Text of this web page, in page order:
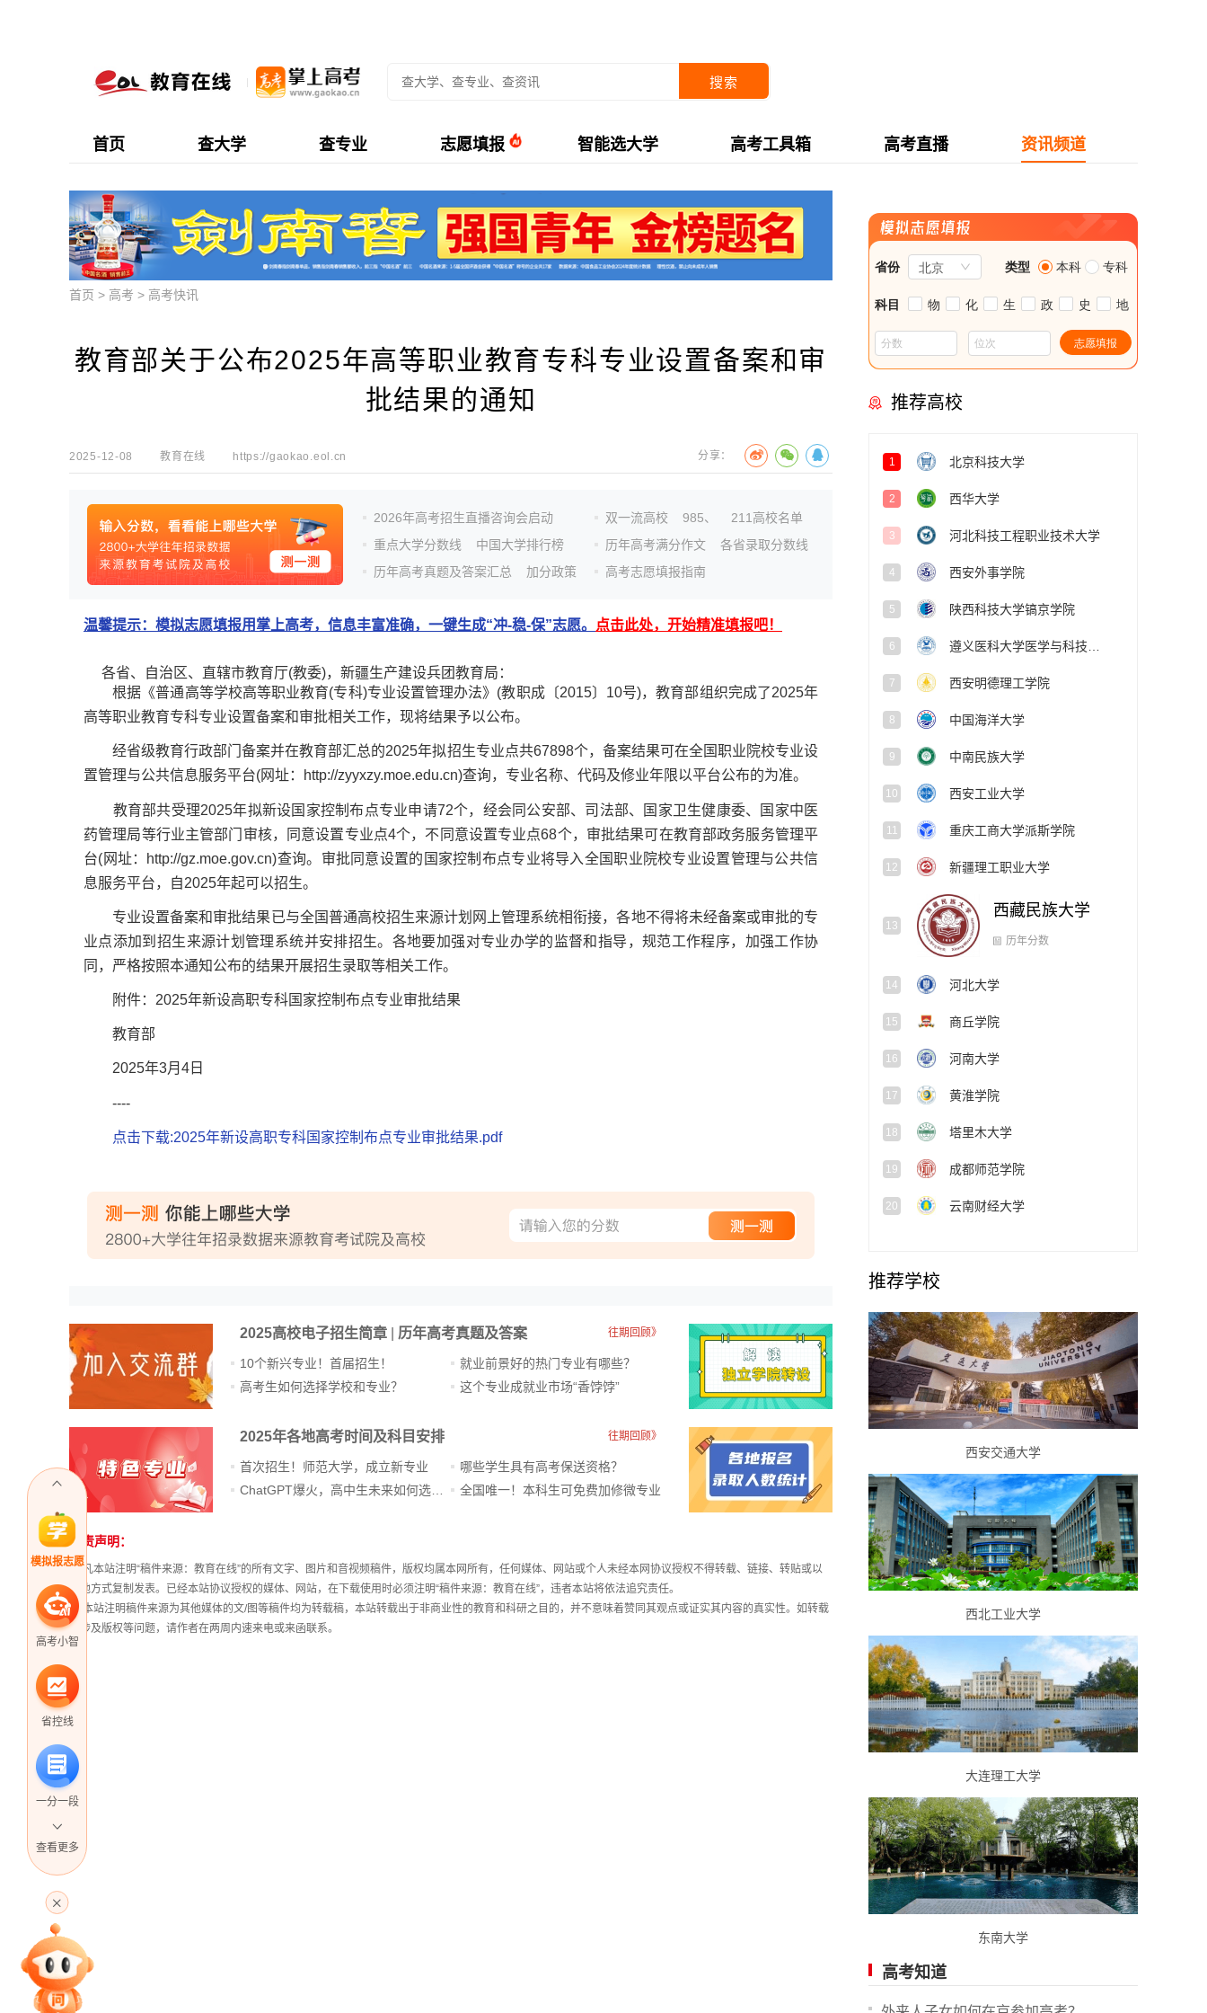
搜索
首页 查大学 查专业 志愿填报 智能选大学 高考工具箱 高考直播 资讯频道
模拟报志愿
高考小智
省控线
一分一段
专家指导课
查看更多
首页 > 高考 > 高考快讯
教育部关于公布2025年高等职业教育专科专业设置备案和审
批结果的通知
2025-12-08 教育在线 https://gaokao.eol.cn 分享：
2026年高考招生直播咨询会启动
重点大学分数线
中国大学排行榜
历年高考真题及答案汇总
加分政策
双一流高校 985、
211高校名单
历年高考满分作文
各省录取分数线
高考志愿填报指南
温馨提示：模拟志愿填报用掌上高考，信息丰富准确，一键生成“冲-稳-保”志愿。 点击此处，开始精准填报吧！
各省、自治区、直辖市教育厅(教委)，新疆生产建设兵团教育局：
根据《普通高等学校高等职业教育(专科)专业设置管理办法》(教职成〔2015〕10号)，教育部组织完成了2025年
高等职业教育专科专业设置备案和审批相关工作，现将结果予以公布。
经省级教育行政部门备案并在教育部汇总的2025年拟招生专业点共67898个，备案结果可在全国职业院校专业设
置管理与公共信息服务平台(网址：http://zyyxzy.moe.edu.cn)查询，专业名称、代码及修业年限以平台公布的为准。
教育部共受理2025年拟新设国家控制布点专业申请72个，经会同公安部、司法部、国家卫生健康委、国家中医
药管理局等行业主管部门审核，同意设置专业点4个，不同意设置专业点68个，审批结果可在教育部政务服务管理平
台(网址：http://gz.moe.gov.cn)查询。审批同意设置的国家控制布点专业将导入全国职业院校专业设置管理与公共信
息服务平台，自2025年起可以招生。
专业设置备案和审批结果已与全国普通高校招生来源计划网上管理系统相衔接，各地不得将未经备案或审批的专
业点添加到招生来源计划管理系统并安排招生。各地要加强对专业办学的监督和指导，规范工作程序，加强工作协
同，严格按照本通知公布的结果开展招生录取等相关工作。
附件：2025年新设高职专科国家控制布点专业审批结果
教育部
2025年3月4日
----
点击下载:2025年新设高职专科国家控制布点专业审批结果.pdf
2025高校电子招生简章 历年高考真题及答案 往期回顾》
10个新兴专业！首届招生！
高考生如何选择学校和专业？
就业前景好的热门专业有哪些？
这个专业成就业市场“香饽饽”​
2025年各地高考时间及科目安排 往期回顾》
首次招生！师范大学，成立新专业
哪些学生具有高考保送资格？
全国唯一！本科生可免费加修微专业
站
长
统
计
免责声明：
① 凡本站注明“稿件来源：教育在线”的所有文字、图片和音视频稿件，版权均属本网所有，任何媒体、网站或个人未经本网协议授权不得转载、链接、转贴或以
其他方式复制发表。已经本站协议授权的媒体、网站，在下载使用时必须注明“稿件来源：教育在线”，违者本站将依法追究责任。
② 本站注明稿件来源为其他媒体的文/图等稿件均为转载稿，本站转载出于非商业性的教育和科研之目的，并不意味着赞同其观点或证实其内容的真实性。如转载
稿涉及版权等问题，请作者在两周内速来电或来函联系。
推荐高校
1 北京科技大学
2 西华大学
3 河北科技工程职业技术大学
4 西安外事学院
5 陕西科技大学镐京学院
6
7 西安明德理工学院
8 中国海洋大学
9 中南民族大学
10 西安工业大学
11 重庆工商大学派斯学院
12 新疆理工职业大学
13
西藏民族大学
历年分数
14 河北大学
15 商丘学院
16 河南大学
17 黄淮学院
18 塔里木大学
19 成都师范学院
20 云南财经大学
推荐学校
西安交通大学
西北工业大学
大连理工大学
东南大学
高考知道